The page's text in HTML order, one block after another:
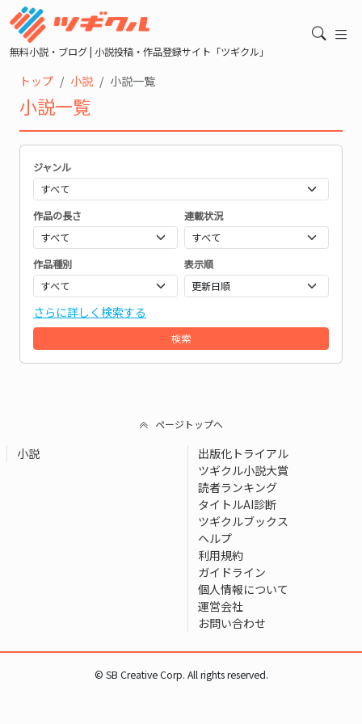
無料小説・ブログ | 小説投稿・作品登録サイト「ツギクル」
トップ 小説 小説一覧
小説一覧
ジャンル
作品の長さ 連載状況
作品種別 表示順
さらに詳しく検索する
検索
ページトップへ
小説
出版化トライアル
ツギクル小説大賞
読者ランキング
タイトルAI診断
ツギクルブックス
ヘルプ
利用規約
ガイドライン
個人情報について
運営会社
お問い合わせ
© SB Creative Corp. All rights reserved.